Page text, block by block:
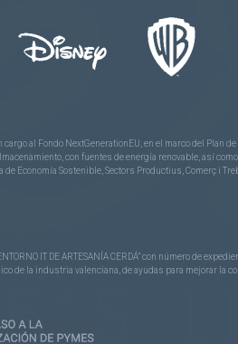
al Fondo NextGenerationEU, en el marco del
con fuentes de energía renovable, así
Economía Sostenible, Sectors Productius, Comerç i
IT DE ARTESANÍA CERDÁ” con número de
de la industria valenciana, de ayudas para mejorar